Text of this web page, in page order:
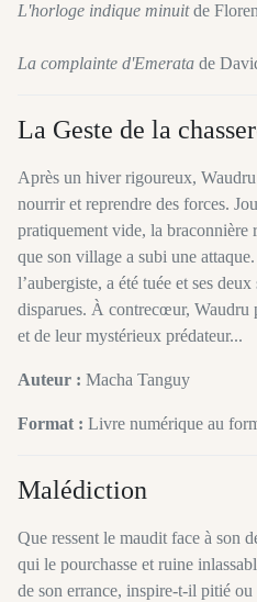
L'horloge indique minuitde
La complainte d'Emerata de
La Geste de la
Après un hiver rigoureux,
nourrir et reprendre des forces.
pratiquement vide, la braconnière
que son village a subi une
l’aubergiste, a été tuée et ses
disparues. À contrecœur, Waudru
et de leur mystérieux prédateur...
Auteur : Macha Tanguy
Format : Livre numérique au
Malédiction
Que ressent le maudit face à son
qui le pourchasse et ruine
de son errance, inspire-t-il pitié